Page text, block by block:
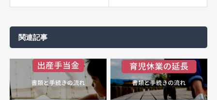
関連記事